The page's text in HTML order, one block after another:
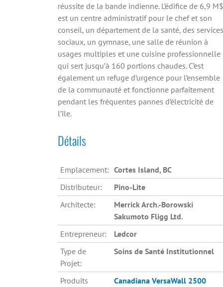
réussite de la bande indienne. L’édifice de 6,9 M$
est un centre administratif pour le chef et son
conseil, un département de la santé, des services
sociaux, un gymnase, une salle de réunion à
usages multiples et une cuisine professionnelle
qui sert jusqu’à 160 portions chaudes. C’est
également un refuge d’urgence pour l’ensemble
de la communauté et fonctionne parfaitement
pendant les fréquentes pannes d’électricité de
l’île.
Détails
Emplacement: Cortes Island, BC
Distributeur:
Pino-Lite
Architecte:
Merrick Arch.-Borowski
Sakumoto Fligg Ltd.
Entrepreneur:
Ledcor
Type de
Projet:
Soins de Santé Institutionnel
Produits
Canadiana VersaWall 2500